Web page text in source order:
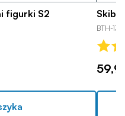
figurki S2
BTH-